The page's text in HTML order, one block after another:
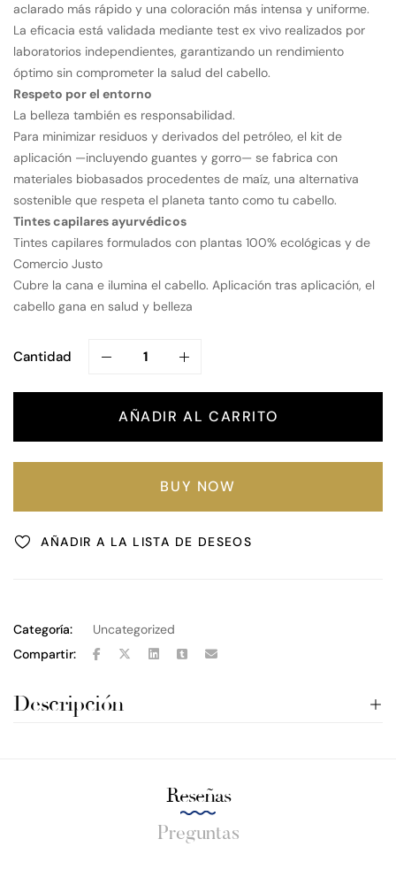
aclarado más rápido y una coloración más intensa y uniforme.
La eficacia está validada mediante test ex vivo realizados por
laboratorios independientes, garantizando un rendimiento
óptimo sin comprometer la salud del cabello.
Respeto por el entorno
La belleza también es responsabilidad.
Para minimizar residuos y derivados del petróleo, el kit de
aplicación —incluyendo guantes y gorro— se fabrica con
materiales biobasados procedentes de maíz, una alternativa
sostenible que respeta el planeta tanto como tu cabello.
Tintes capilares ayurvédicos
Tintes capilares formulados con plantas 100% ecológicas y de
Comercio Justo
Cubre la cana e ilumina el cabello. Aplicación tras aplicación, el
cabello gana en salud y belleza
Cantidad
AÑADIR AL CARRITO
BUY NOW
AÑADIR A LA LISTA DE DESEOS
Categoría:
Uncategorized
Compartir:
Descripción
Reseñas
Preguntas